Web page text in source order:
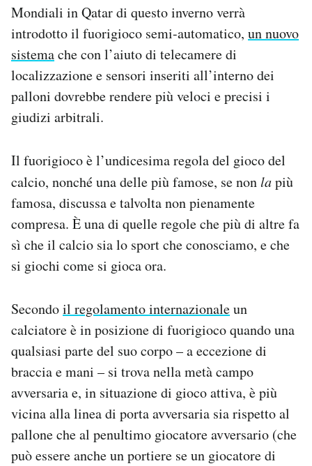
Area Personale
Newsletter
Notifiche mobile
Regala il Post
Hai bisogno di aiuto?
Mondiali in Qatar di questo inverno verrà
introdotto il fuorigioco semi-automatico, un nuovo
sistemache con l’aiuto di telecamere di
localizzazione e sensori inseriti all’interno dei
palloni dovrebbe rendere più veloci e precisi i
giudizi arbitrali.
Il fuorigioco è l’undicesima regola del gioco del
calcio, nonché una delle più famose, se nonlapiù
famosa, discussa e talvolta non pienamente
compresa. È una di quelle regole che più di altre fa
sì che il calcio sia lo sport che conosciamo, e che
si giochi come si gioca ora.
Secondoil regolamento internazionaleun
calciatore è in posizione di fuorigioco quando una
qualsiasi parte del suo corpo – a eccezione di
braccia e mani – si trova nella metà campo
avversaria e, in situazione di gioco attiva, è più
vicina alla linea di porta avversaria sia rispetto al
pallone che al penultimo giocatore avversario (che
può essere anche un portiere se un giocatore di